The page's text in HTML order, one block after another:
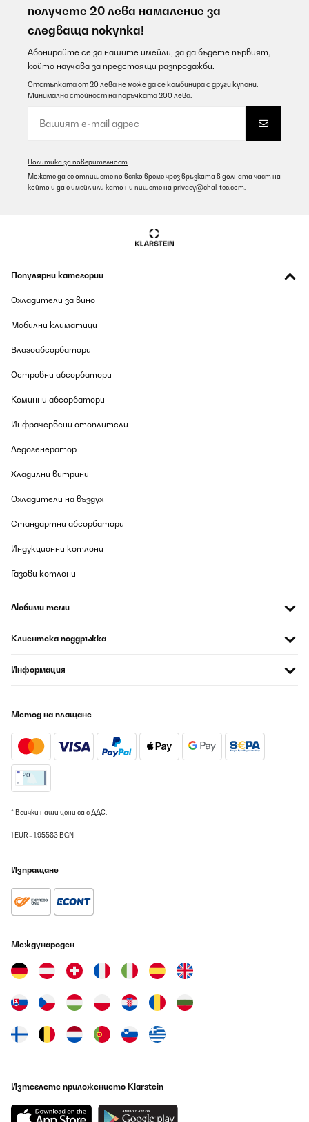
получете 20 лева намаление за
следваща покупка!
Абонирайте се за нашите имейли, за да бъдете първият,
който научава за предстоящи разпродажби.
Отстъпката от 20 лева не може да се комбинира с други купони.
Минимална стойност на поръчката 200 лева.
Политика за поверителност
Можете да се отпишете по всяко време чрез връзката в долната част на
който и да е имейл или като ни пишете на privacy@chal-tec.com
Популярни категории
Охладители за вино
Мобилни климатици
Влагоабсорбатори
Островни абсорбатори
Коминни абсорбатори
Инфрачервени отоплители
Ледогенератор
Хладилни витрини
Охладители на въздух
Стандартни абсорбатори
Индукционни котлони
Газови котлони
Любими теми
Клиентска поддръжка
Информация
Метод на плащане
* Всички наши цени са с ДДС.
1 EUR = 1.95583 BGN
Изпращане
Международен
Изтеглете приложението Klarstein